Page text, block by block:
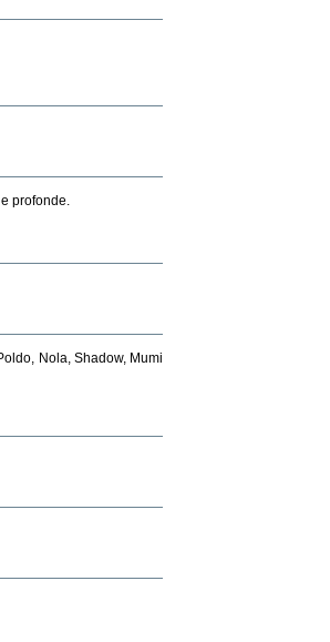
profonde.
Nola, Shadow, Mumi